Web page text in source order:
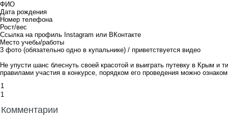
ФИО
Дата рождения
Номер телефона
Рост/вес
Ссылка на профиль Instagram или ВКонтакте
Место учебы/работы
3 фото (обязательно одно в купальнике) / приветствуется видео
Не упусти шанс блеснуть своей красотой и выиграть путевку в Крым
правилами участия в конкурсе, порядком его проведения можно
1
1
Комментарии